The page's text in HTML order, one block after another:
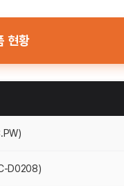
현황
D0208)